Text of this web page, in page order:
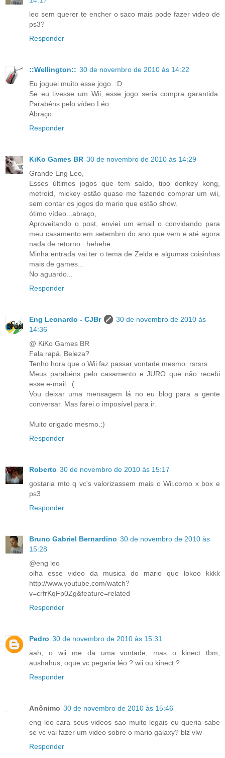
leo sem querer te encher o saco mais pode fazer video de
ps3?
Responder
::Wellington:: 30 de novembro de 2010 às 14:22
Eu joguei muito esse jogo. :D
Se eu tivesse um Wii, esse jogo seria compra garantida.
Parabéns pelo vídeo Léo.
Abraço.
Responder
KiKo Games BR 30 de novembro de 2010 às 14:29
Grande Eng Leo,
Esses últimos jogos que tem saído, tipo donkey kong,
metroid, mickey estão quase me fazendo comprar um wii,
sem contar os jogos do mario que estão show.
ótimo vídeo...abraço,
Aproveitando o post, enviei um email o convidando para
meu casamento em setembro do ano que vem e até agora
nada de retorno...hehehe
Minha entrada vai ter o tema de Zelda e algumas coisinhas
mais de games...
No aguardo...
Responder
Eng Leonardo - CJBr
30 de novembro de 2010 às
14:36
@ KiKo Games BR
Fala rapá. Beleza?
Tenho hora que o Wii faz passar vontade mesmo. rsrsrs
Meus parabéns pelo casamento e JURO que não recebi
esse e-mail. :(
Vou deixar uma mensagem lá no eu blog para a gente
conversar. Mas farei o imposível para ir.
Muito origado mesmo.:)
Responder
Roberto 30 de novembro de 2010 às 15:17
gostaria mto q vc's valorizassem mais o Wii.como x box e
ps3
Responder
Bruno Gabriel Bernardino 30 de novembro de 2010 às
15:28
@eng leo
olha esse video da musica do mario que lokoo kkkk
http://www.youtube.com/watch?
v=crfrKqFp0Zg&feature=related
Responder
Pedro 30 de novembro de 2010 às 15:31
aah, o wii me da uma vontade, mas o kinect tbm,
aushahus, oque vc pegaria léo ? wii ou kinect ?
Responder
Anônimo 30 de novembro de 2010 às 15:46
eng leo cara seus videos sao muito legais eu queria sabe
se vc vai fazer um video sobre o mario galaxy? blz vlw
Responder